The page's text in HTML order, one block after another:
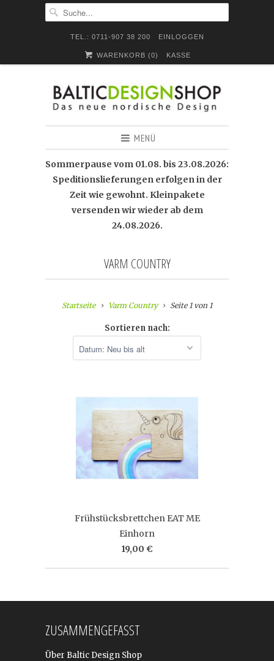
TEL.: 0711-907 38 200 EINLOGGEN
WARENKORB (0) KASSE
MENÜ
Sommerpause vom 01.08. bis 23.08.2026:
Speditionslieferungen erfolgen in der
Zeit wie gewohnt. Kleinpakete
versenden wir wieder ab dem
24.08.2026.
VARM COUNTRY
Startseite Varm Country Seite 1 von 1
Sortieren nach:
Frühstücksbrettchen EAT ME
Einhorn
19,00 €
ZUSAMMENGEFASST
Über Baltic Design Shop